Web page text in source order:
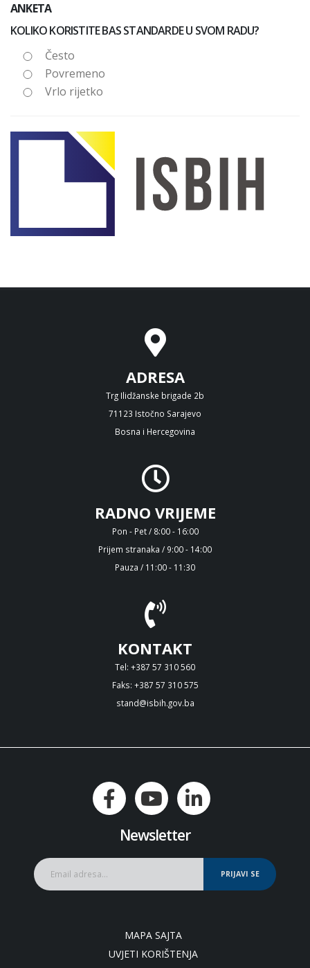
ANKETA
KOLIKO KORISTITE BAS STANDARDE U SVOM RADU?
Često
Povremeno
Vrlo rijetko
ADRESA
Trg Ilidžanske brigade 2b
71123 Istočno Sarajevo
Bosna i Hercegovina
RADNO VRIJEME
Pon - Pet / 8:00 - 16:00
Prijem stranaka / 9:00 - 14:00
Pauza / 11:00 - 11:30
KONTAKT
Tel: +387 57 310 560
Faks: +387 57 310 575
stand@isbih.gov.ba
Newsletter
PRIJAVI SE
MAPA SAJTA
UVJETI KORIŠTENJA